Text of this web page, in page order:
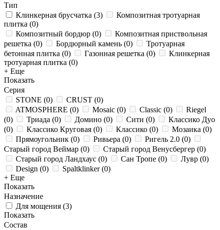
Тип
Клинкерная брусчатка (3)
Композитная тротуарная
плитка (0)
Композитный бордюр (0)
Композитная приствольная
решетка (0) Бордюрный камень (0)
Тротуарная
бетонная плитка (0) Газонная решетка (0)
Клинкерная
тротуарная плитка (0)
+ Еще
Показать
Серия
STONE (0) CRUST (0)
ATMOSPHERE (0) Mosaic (0) Classic (0)
Riegel
(0) Триада (0) Домино (0) Сити (0)
Классико Дуо
(0) Классико Круговая (0) Классико (0) Мозаика (0)
Прямоугольник (0) Ривьера (0) Ригель 2.0 (0)
Старый город Веймар (0) Старый город Венусбергер (0)
Старый город Ландхаус (0) Сан Тропе (0) Лувр (0)
Design (0) Spaltklinker(0)
+ Еще
Показать
Назначение
Для мощения (3)
Показать
Состав